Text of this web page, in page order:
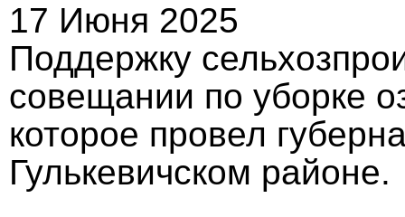
17 Июня 2025
Поддержку
совещании по уборке
которое провел
Гулькевичском районе.